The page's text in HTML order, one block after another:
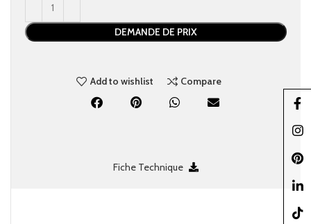
DEMANDE DE PRIX
Add to wishlist Compare
Fiche Technique